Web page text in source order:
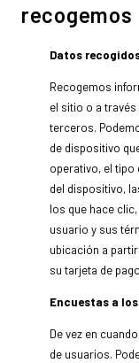
recogemos
Datos
Recogemos
el sitio o a
terceros.
de dispositivo
operativo, el tipo
del dispositivo,
los que hace
usuario y sus
ubicación a
su tarjeta de
Encuestas a
De vez en
de usuarios.